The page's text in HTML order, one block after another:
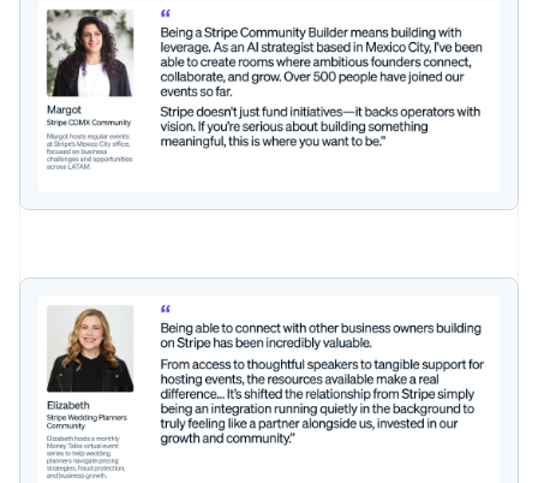
Chypre
English
Croatie
English Italiano
Danemark
English
Émirats arabes unis
English
Espagne
English
États-Unis
English Español简体中文
Finlande
English Svenska
France
Français English
Gibraltar
English